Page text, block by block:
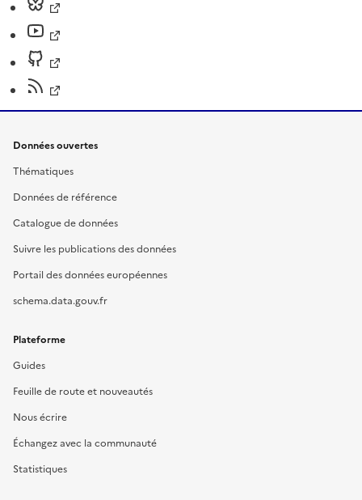
Données ouvertes
Thématiques
Données de référence
Catalogue de données
Suivre les publications des données
Portail des données européennes
schema.data.gouv.fr
Plateforme
Guides
Feuille de route et nouveautés
Nous écrire
Échangez avec la communauté
Statistiques